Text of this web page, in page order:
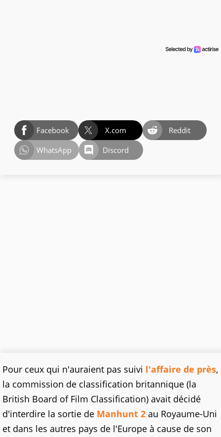
Facebook X.com
Reddit
WhatsApp
Discord
Pour ceux qui n'auraient pas suivi l'affaire de près,
la commission de classification britannique (la
British Board of Film Classification) avait décidé
d'interdire la sortie de Manhunt 2 au Royaume-Uni
et dans les autres pays de l'Europe à cause de son